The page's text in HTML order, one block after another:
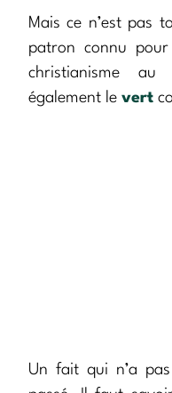
Mais ce n’est pas
patron connu
christianisme au
également le vert
Un fait qui n’a